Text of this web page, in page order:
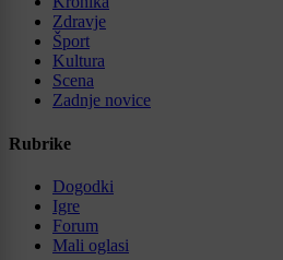
Zdravje
Šport
Kultura
Scena
Zadnje novice
Rubrike
Dogodki
Igre
Forum
Mali oglasi